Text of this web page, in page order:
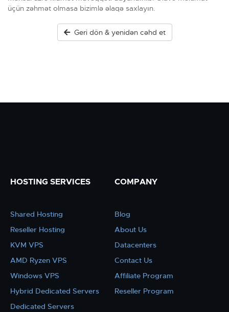
üçün zəhmət olmasa bizimlə əlaqə saxlayın.
Geri dön & yenidən cəhd et
HOSTING SERVICES
Shared Hosting
Reseller Hosting
KVM VPS
AMD Ryzen VPS
Windows VPS
Hybrid Dedicated Servers
Dedicated Servers
COMPANY
Blog
About Us
Datacenters
Contact Us
Affiliate Program
Reseller Program